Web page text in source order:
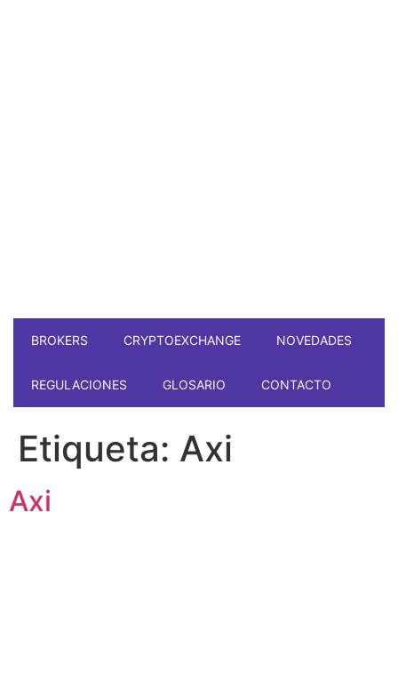
BROKERS CRYPTOEXCHANGE NOVEDADES
REGULACIONES GLOSARIO CONTACTO
Etiqueta: Axi
Axi